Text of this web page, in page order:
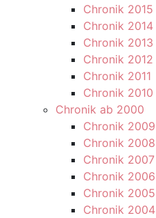
Chronik 2015
Chronik 2014
Chronik 2013
Chronik 2012
Chronik 2011
Chronik 2010
Chronik ab 2000
Chronik 2009
Chronik 2008
Chronik 2007
Chronik 2006
Chronik 2005
Chronik 2004